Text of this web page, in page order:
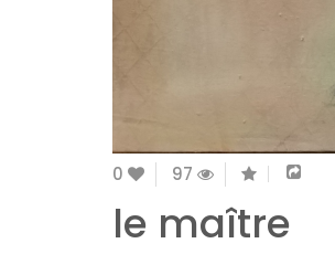
0 97
le maître